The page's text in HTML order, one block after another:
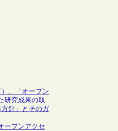
、「オープン
研究成果の取
針」とそのガ
ープンアクセ